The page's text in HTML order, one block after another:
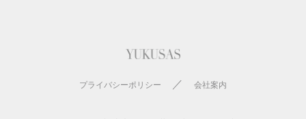
プライバシーポリシー ／ 会社案内